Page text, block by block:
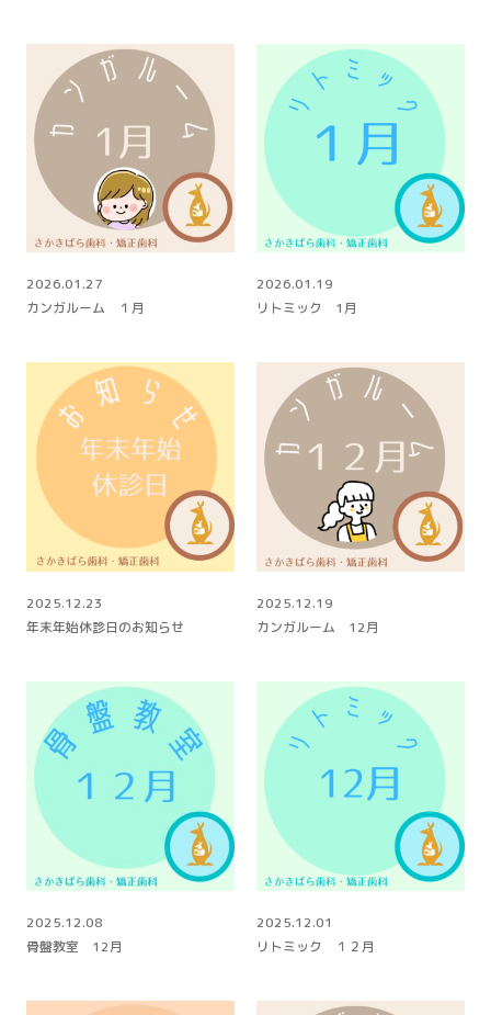
2026.01.27
カンガルーム １月
2026.01.19
リトミック 1月
2025.12.23
年末年始休診日のお知らせ
2025.12.19
カンガルーム 12月
2025.12.08
骨盤教室 12月
2025.12.01
リトミック １２月